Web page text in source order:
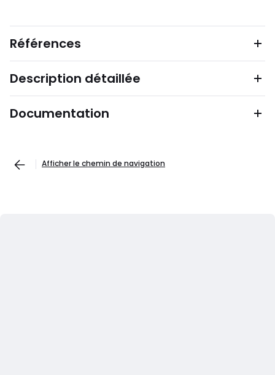
Références
Description détaillée
Documentation
Afficher le chemin de navigation